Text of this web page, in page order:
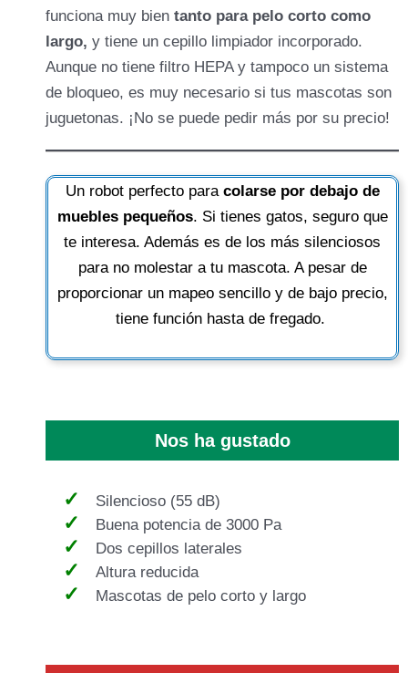
funciona muy bien tanto para pelo corto como
largo, y tiene un cepillo limpiador incorporado.
Aunque no tiene filtro HEPA y tampoco un sistema
de bloqueo, es muy necesario si tus mascotas son
juguetonas. ¡No se puede pedir más por su precio!
Un robot perfecto para colarse por debajo de
muebles pequeños. Si tienes gatos, seguro que
te interesa. Además es de los más silenciosos
para no molestar a tu mascota. A pesar de
proporcionar un mapeo sencillo y de bajo precio,
tiene función hasta de fregado.
Nos ha gustado
Silencioso (55 dB)
Buena potencia de 3000 Pa
Dos cepillos laterales
Altura reducida
Mascotas de pelo corto y largo